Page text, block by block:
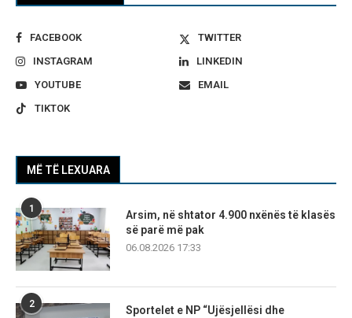
FACEBOOK
TWITTER
INSTAGRAM
LINKEDIN
YOUTUBE
EMAIL
TIKTOK
MË TË LEXUARA
1
Arsim, në shtator 4.900 nxënës të klasës
së parë më pak
06.08.2026 17:33
2
Sportelet e NP “Ujësjellësi dhe